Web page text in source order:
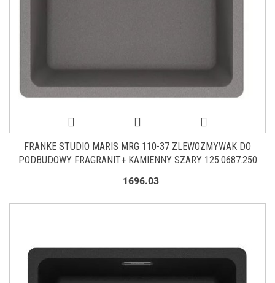
FRANKE STUDIO MARIS MRG 110-37 ZLEWOZMYWAK DO
PODBUDOWY FRAGRANIT+ KAMIENNY SZARY 125.0687.250
1696.03